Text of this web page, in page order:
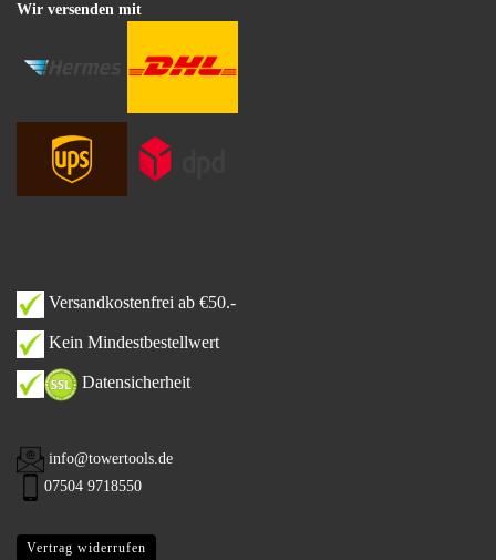
Wir versenden mit
Versandkostenfrei ab €50.-
Kein Mindestbestellwert
Datensicherheit
info@towertools.de
07504 9718550
Vertrag widerrufen